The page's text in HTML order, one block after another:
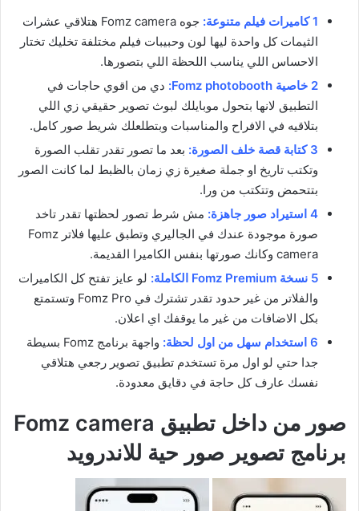
1 كاميرات فيلم متنوعة:
جوه Fomz camera هتلاقي عشرات
الثيمات كل واحدة ليها لون وحبيبات فيلم مختلفة تخليك تختار
الاحساس اللي يناسب اللحظة اللي بتصورها.
2 خاصية Fomz photobooth:
دي من اقوي حاجات في
التطبيق لانها بتحول موبايلك لبوث تصوير حقيقي زي اللي
بتلاقيه في الافراح والمناسبات وبتطلعلك شريط صور كامل.
3 كتابة قصة خلف الصورة:
بعد ما تصور تقدر تقلب الصورة
وتكتب تاريخ او جملة صغيرة زي زمان بالظبط لما كانت الصور
بتتحمض وتتكتب من ورا.
4 استيراد صور جاهزة:
مش شرط تصور لحظتها تقدر تاخد
صورة موجودة عندك في الجاليري وتطبق عليها فلاتر Fomz
camera وكانك صورتها بنفس الكاميرا القديمة.
5 نسخة Fomz Premium الكاملة:
لو عايز تفتح كل الكاميرات
والفلاتر من غير حدود تقدر تشترك في Fomz Pro وتستمتع
بكل الاضافات من غير ما يوقفك اي اعلان.
6 استخدام سهل من اول لحظة:
واجهة برنامج Fomz بسيطة
جدا حتي لو اول مرة تستخدم تطبيق تصوير رجعي هتلاقي
نفسك عارف كل حاجة في دقايق معدودة.
صور من داخل تطبيق Fomz camera
برنامج تصوير صور حية للاندرويد